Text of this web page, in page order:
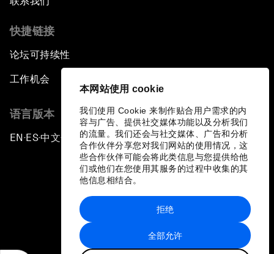
本网站使用 cookie
我们使用 Cookie 来制作贴合用户需求的内
容与广告、提供社交媒体功能以及分析我们
的流量。我们还会与社交媒体、广告和分析
合作伙伴分享您对我们网站的使用情况，这
些合作伙伴可能会将此类信息与您提供给他
们或他们在您使用其服务的过程中收集的其
他信息相结合。
全部允许
拒绝
快捷链接
论坛可持续性
工作机会
语言版本
EN ▪ES▪中文▪ 日本語
站点地图